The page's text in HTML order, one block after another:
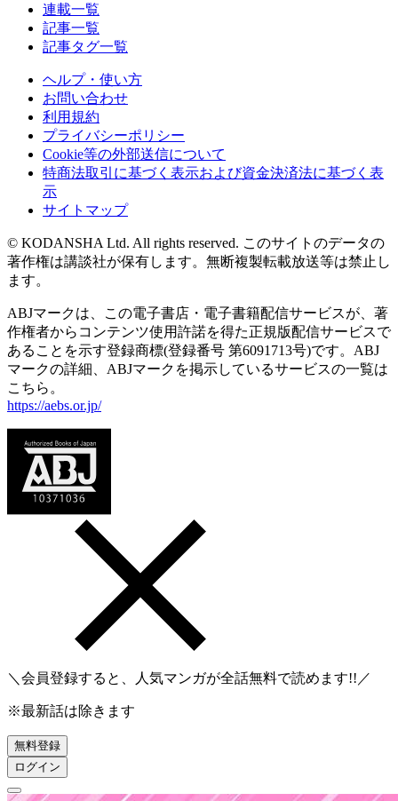
連載一覧
記事一覧
記事タグ一覧
ヘルプ・使い方
お問い合わせ
利用規約
プライバシーポリシー
Cookie等の外部送信について
特商法取引に基づく表示および資金決済法に基づく表
示
サイトマップ
© KODANSHA Ltd. All rights reserved. このサイトのデータの
著作権は講談社が保有します。無断複製転載放送等は禁止し
ます。
ABJマークは、この電子書店・電子書籍配信サービスが、著
作権者からコンテンツ使用許諾を得た正規版配信サービスで
あることを示す登録商標(登録番号 第6091713号)です。ABJ
マークの詳細、ABJマークを掲示しているサービスの一覧は
こちら。
https://aebs.or.jp/
＼会員登録すると、人気マンガが全話無料で読めます!!／
※最新話は除きます
無料登録
ログイン